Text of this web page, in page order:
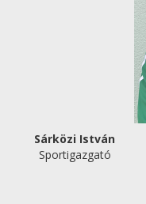
Sárközi István
Sportigazgató